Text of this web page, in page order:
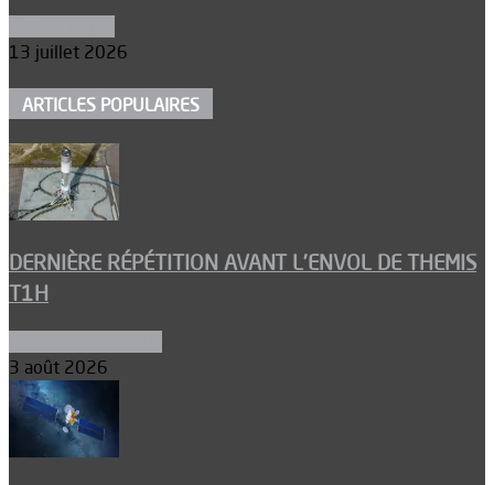
13 juillet 2026
ARTICLES POPULAIRES
DERNIÈRE RÉPÉTITION AVANT L’ENVOL DE THEMIS
T1H
3 août 2026